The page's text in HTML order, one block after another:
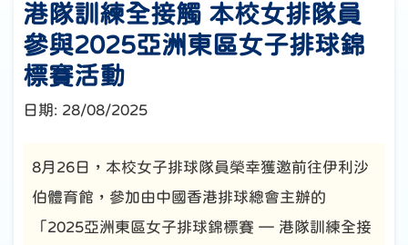
港隊訓練全接觸 本校女排隊員
參與2025亞洲東區女子排球錦
標賽活動
日期: 28/08/2025
8月26日，本校女子排球隊員榮幸獲邀前往伊利沙
伯體育館，參加由中國香港排球總會主辦的
「2025亞洲東區女子排球錦標賽 — 港隊訓練全接